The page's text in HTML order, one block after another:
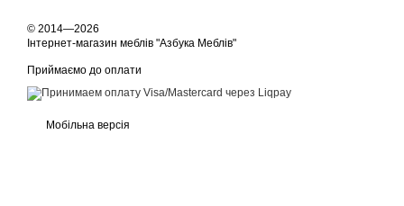
© 2014—2026
Інтернет-магазин меблів "Азбука Меблів"
Приймаємо до оплати
Мобільна версія